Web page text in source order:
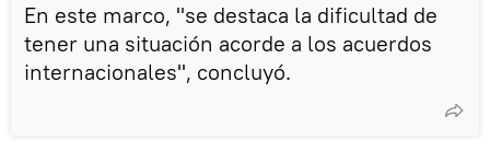
En este marco, "se destaca la dificultad de
tener una situación acorde a los acuerdos
internacionales", concluyó.